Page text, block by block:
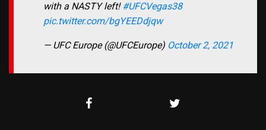
with a NASTY left!#UFCVegas38
pic.twitter.com/bgYEEDdjqw
— UFC Europe (@UFCEurope) October 2, 2021